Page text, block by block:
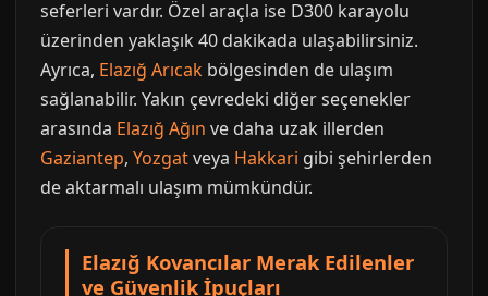
seferleri vardır. Özel araçla ise D300 karayolu
üzerinden yaklaşık 40 dakikada ulaşabilirsiniz.
Ayrıca, Elazığ Arıcak bölgesinden de ulaşım
sağlanabilir. Yakın çevredeki diğer seçenekler
arasında Elazığ Ağın ve daha uzak illerden
Gaziantep, Yozgatveya Hakkari gibi şehirlerden
de aktarmalı ulaşım mümkündür.
Elazığ Kovancılar Merak Edilenler
ve Güvenlik İpuçları